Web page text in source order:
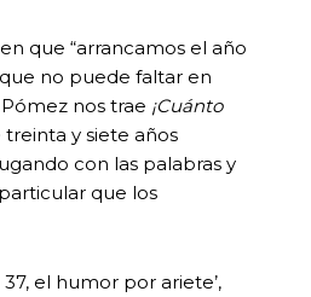
que “arrancamos el año
no puede faltar en
nos trae ¡Cuánto
y siete años
con las palabras y
que los
el humor por ariete’,